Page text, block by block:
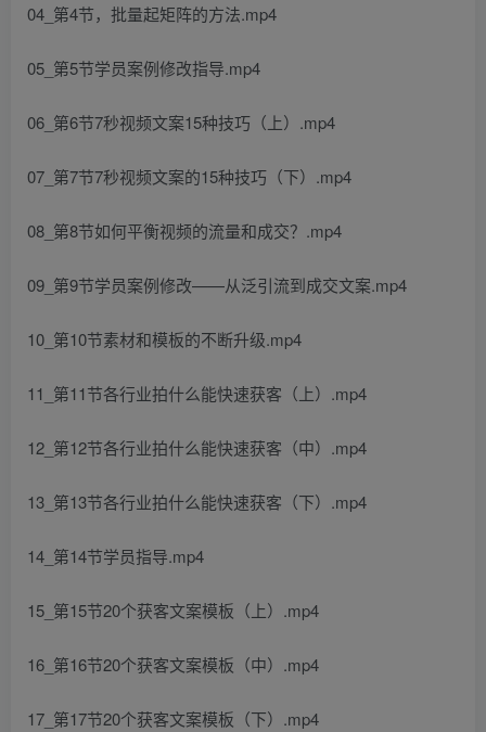
04_第4节，批量起矩阵的方法.mp4
05_第5节学员案例修改指导.mp4
06_第6节7秒视频文案15种技巧（上）.mp4
07_第7节7秒视频文案的15种技巧（下）.mp4
08_第8节如何平衡视频的流量和成交？.mp4
09_第9节学员案例修改——从泛引流到成交文案.mp4
10_第10节素材和模板的不断升级.mp4
11_第11节各行业拍什么能快速获客（上）.mp4
12_第12节各行业拍什么能快速获客（中）.mp4
13_第13节各行业拍什么能快速获客（下）.mp4
14_第14节学员指导.mp4
15_第15节20个获客文案模板（上）.mp4
16_第16节20个获客文案模板（中）.mp4
17_第17节20个获客文案模板（下）.mp4